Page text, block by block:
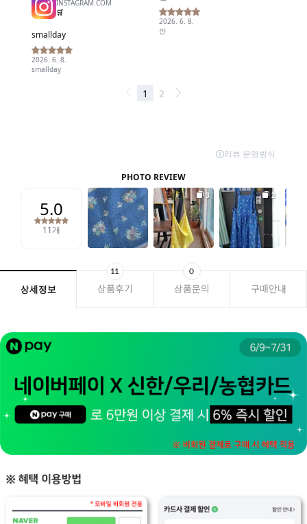
상세정보 상품후기
11
상품문의
0
구매안내